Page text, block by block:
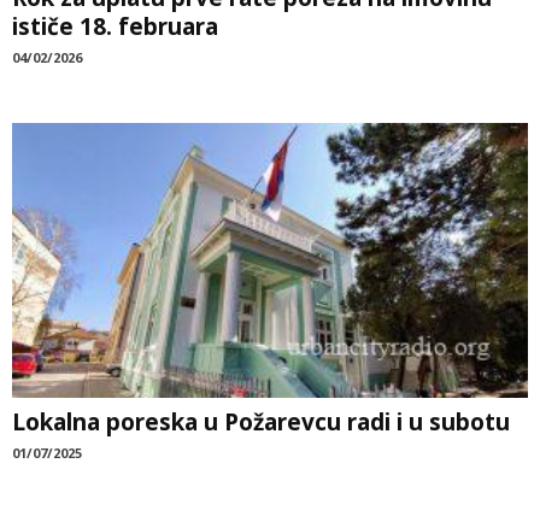
ističe 18. februara
04/02/2026
Lokalna poreska u Požarevcu radi i u subotu
01/07/2025